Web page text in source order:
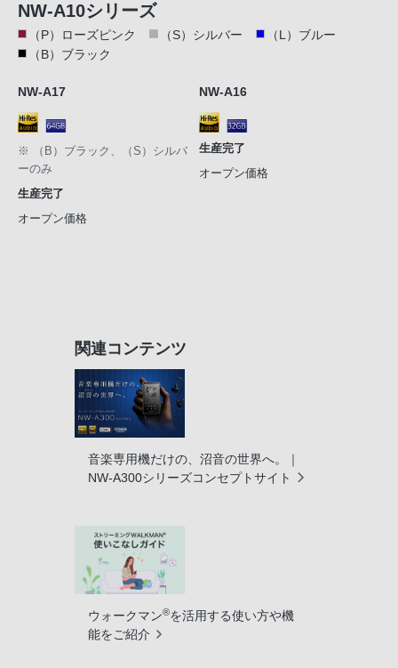
NW-A10シリーズ
（P）ローズピンク （S）シルバー
（L）ブルー
（B）ブラック
NW-A17
※ （B）ブラック、（S）シルバ
ーのみ
生産完了
オープン価格
NW-A16
生産完了
オープン価格
関連コンテンツ
音楽専用機だけの、沼音の世界へ。｜
NW-A300シリーズコンセプトサイト
ウォークマン®を活用する使い方や機
能をご紹介